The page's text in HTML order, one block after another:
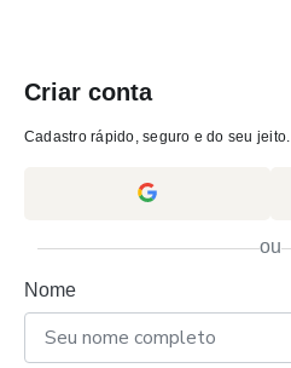
Criar conta
Cadastro rápido, seguro e do seu jeito.
ou
Nome